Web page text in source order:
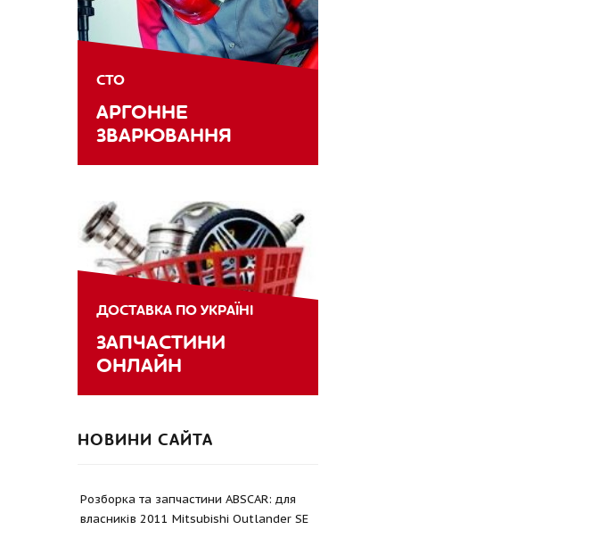
СТО
АРГОННЕ
ЗВАРЮВАННЯ
ДОСТАВКА ПО УКРАЇНІ
ЗАПЧАСТИНИ
ОНЛАЙН
НОВИНИ САЙТА
Розборка та запчастини ABSCAR: для
власників 2011 Mitsubishi Outlander SE